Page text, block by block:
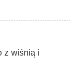
z wiśnią i